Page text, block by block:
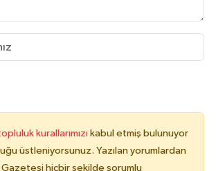
kurallarımızı kabul etmiş bulunuyor
üstleniyorsunuz. Yazılan yorumlardan
Gazetesi hiçbir şekilde sorumlu